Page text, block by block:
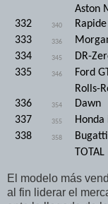
332 340
Aston
Rapide
333
336
334
345 DR-
335
346 Ford GT
336 354
Rolls-
Dawn
337
355 Honda
338
358
TOTAL
El modelo más
al fin liderar el